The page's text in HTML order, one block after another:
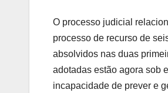
O processo judicial
processo de recurso de
absolvidos nas duas
adotadas estão agora sob
incapacidade de prever e